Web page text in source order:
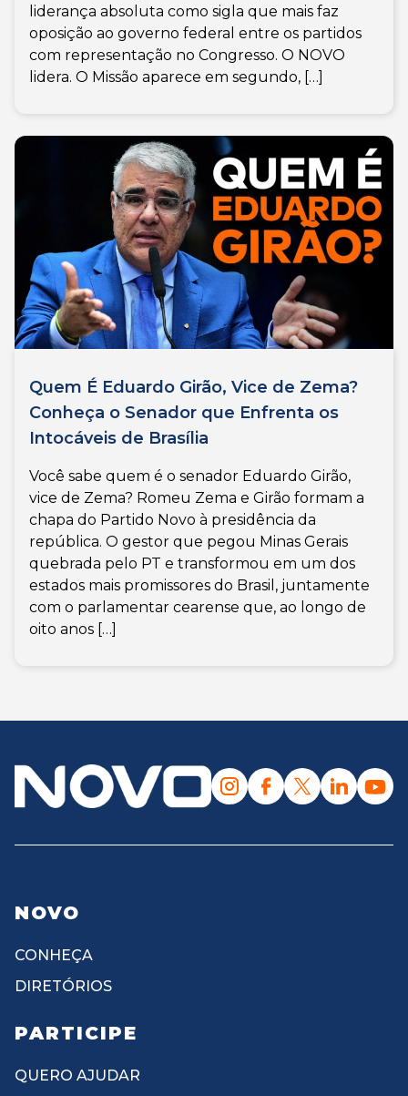
liderança absoluta como sigla que mais faz
oposição ao governo federal entre os partidos
com representação no Congresso. O NOVO
lidera. O Missão aparece em segundo, […]
Quem É Eduardo Girão, Vice de Zema?
Conheça o Senador que Enfrenta os
Intocáveis de Brasília
Você sabe quem é o senador Eduardo Girão,
vice de Zema? Romeu Zema e Girão formam a
chapa do Partido Novo à presidência da
república. O gestor que pegou Minas Gerais
quebrada pelo PT e transformou em um dos
estados mais promissores do Brasil, juntamente
com o parlamentar cearense que, ao longo de
oito anos […]
NOVO
CONHEÇA
DIRETÓRIOS
PARTICIPE
QUERO AJUDAR